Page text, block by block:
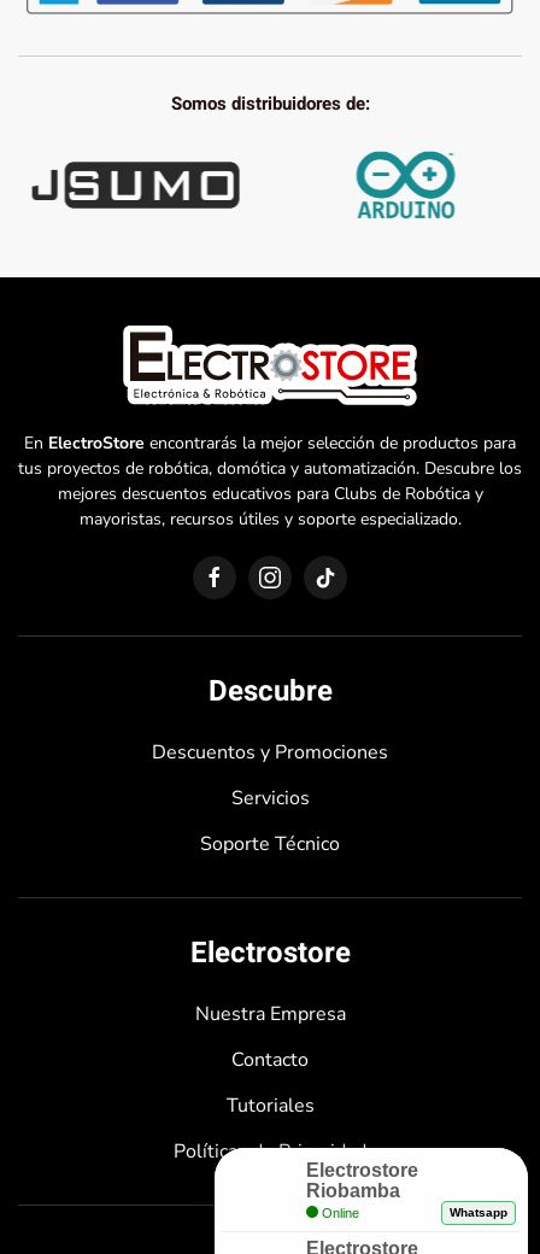
Somos distribuidores de:
En ElectroStore encontrarás la mejor selección de productos para
tus proyectos de robótica, domótica y automatización. Descubre los
mejores descuentos educativos para Clubs de Robótica y
mayoristas, recursos útiles y soporte especializado.
Descubre
Descuentos y Promociones
Servicios
Soporte Técnico
Electrostore
Nuestra Empresa
Contacto
Tutoriales
Políticas de Privacidad
Electrostore
Riobamba
Online Whatsapp
Electrostore